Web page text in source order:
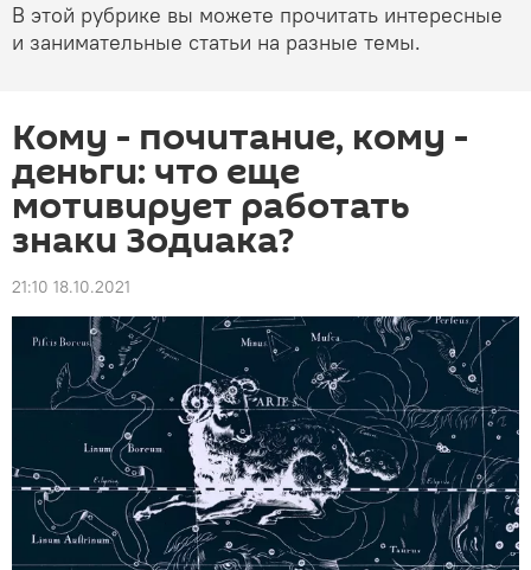
В этой рубрике вы можете прочитать интересные
и занимательные статьи на разные темы.
Кому - почитание, кому -
деньги: что еще
мотивирует работать
знаки Зодиака?
21:10 18.10.2021